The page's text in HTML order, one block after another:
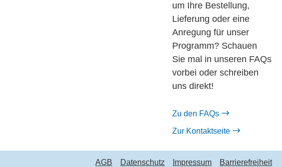
um Ihre Bestellung,
Lieferung oder eine
Anregung für unser
Programm? Schauen
Sie mal in unseren FAQs
vorbei oder schreiben
uns direkt!
Zu den FAQs
Zur Kontaktseite
AGB Datenschutz Impressum Barrierefreiheit